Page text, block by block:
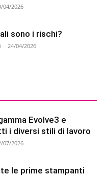
04/2026
sono i rischi?
- 24/04/2026
Evolve3 e
i diversi stili di lavoro
07/2026
le prime stampanti